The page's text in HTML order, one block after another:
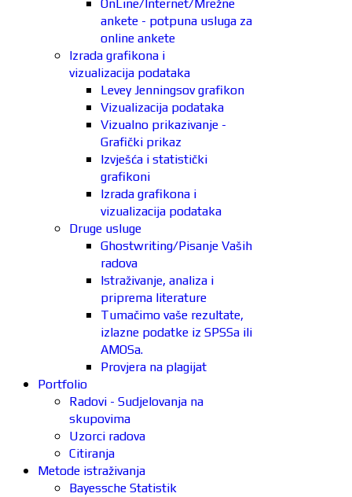
OnLine/Internet/Mrežne
ankete - potpuna usluga za
online ankete
Izrada grafikona i
vizualizacija podataka
Levey Jenningsov grafikon
Vizualizacija podataka
Vizualno prikazivanje -
Grafički prikaz
Izvješća i statistički
grafikoni
Izrada grafikona i
vizualizacija podataka
Druge usluge
Ghostwriting/Pisanje Vaših
radova
Istraživanje, analiza i
priprema literature
Tumačimo vaše rezultate,
izlazne podatke iz SPSSa ili
AMOSa.
Provjera na plagijat
Portfolio
Radovi - Sudjelovanja na
skupovima
Uzorci radova
Citiranja
Metode istraživanja
Bayessche Statistik